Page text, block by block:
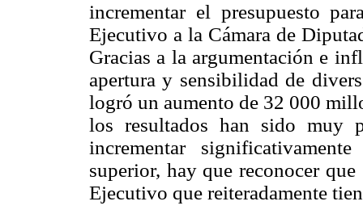
incrementar el presupuesto
Ejecutivo a la Cámara de
Gracias a la argumentación e
apertura y sensibilidad de
logró un aumento de 32 000
los resultados han sido muy
incrementar
superior, hay que reconocer
Ejecutivo que reiteradamente